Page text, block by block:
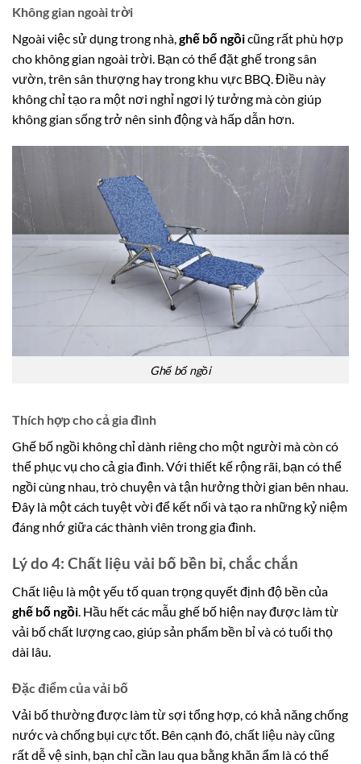
Không gian ngoài trời
Ngoài việc sử dụng trong nhà, ghế bố ngồicũng rất phù hợp
cho không gian ngoài trời. Bạn có thể đặt ghế trong sân
vườn, trên sân thượng hay trong khu vực BBQ. Điều này
không chỉ tạo ra một nơi nghỉ ngơi lý tưởng mà còn giúp
không gian sống trở nên sinh động và hấp dẫn hơn.
Ghế bố ngồi
Thích hợp cho cả gia đình
Ghế bố ngồi không chỉ dành riêng cho một người mà còn có
thể phục vụ cho cả gia đình. Với thiết kế rộng rãi, bạn có thể
ngồi cùng nhau, trò chuyện và tận hưởng thời gian bên nhau.
Đây là một cách tuyệt vời để kết nối và tạo ra những kỷ niệm
đáng nhớ giữa các thành viên trong gia đình.
Lý do 4: Chất liệu vải bố bền bỉ, chắc chắn
Chất liệu là một yếu tố quan trọng quyết định độ bền của
ghế bố ngồi . Hầu hết các mẫu ghế bố hiện nay được làm từ
vải bố chất lượng cao, giúp sản phẩm bền bỉ và có tuổi thọ
dài lâu.
Đặc điểm của vải bố
Vải bố thường được làm từ sợi tổng hợp, có khả năng chống
nước và chống bụi cực tốt. Bên cạnh đó, chất liệu này cũng
rất dễ vệ sinh, bạn chỉ cần lau qua bằng khăn ẩm là có thể